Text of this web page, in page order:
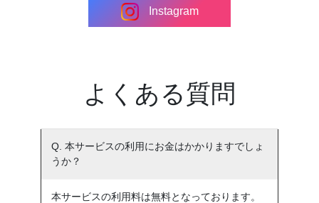
Instagram
よくある質問
Q. 本サービスの利用にお金はかかりますでしょ
うか？
本サービスの利用料は無料となっております。